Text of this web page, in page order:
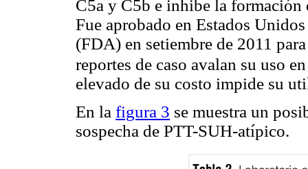
C5a y C5b e inhibe la formación
Fue aprobado en Estados
(FDA) en setiembre de 2011
reportes de caso avalan su uso
elevado de su costo impide su
En la figura 3 se muestra un
sospecha de PTT-SUH-atípico.